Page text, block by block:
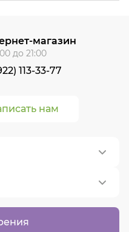
нам
магазин
до 21:00
113-33-77